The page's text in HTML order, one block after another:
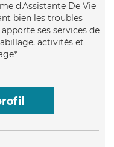
d'Assistante De Vie
bien les troubles
ses services de
activités et